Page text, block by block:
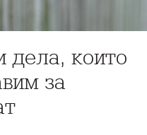
дела, които
за